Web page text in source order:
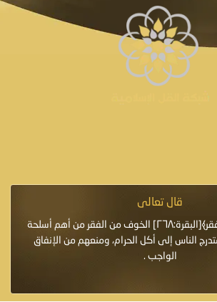
قال تعالى
﴿الشيطان يعِدُكم الفقر﴾[البقرة:٢٦٨] الخوف من الفقر من أهم أسلحة
الناس إلى أكل الحرام، ومنعهم من الإنفاق
الواجب .